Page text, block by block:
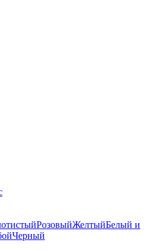
РозовыйЖелтыйБелый и
Черный